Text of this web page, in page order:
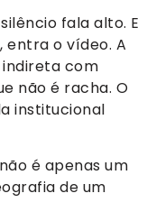
fala alto. E
entra o vídeo. A
indireta com
não é racha. O
institucional
é apenas um
de um